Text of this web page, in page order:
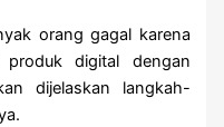
orang gagal karena
digital dengan
dijelaskan langkah-